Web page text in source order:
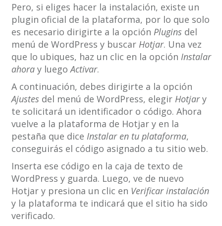
Pero, si eliges hacer la instalación, existe un
plugin oficial de la plataforma, por lo que solo
es necesario dirigirte a la opción Plugins del
menú de WordPress y buscar Hotjar. Una vez
que lo ubiques, haz un clic en la opción Instalar
ahora y luegoActivar.
A continuación, debes dirigirte a la opción
Ajustes del menú de WordPress, elegir Hotjary
te solicitará un identificador o código. Ahora
vuelve a la plataforma de Hotjar y en la
pestaña que dice Instalar en tu plataforma,
conseguirás el código asignado a tu sitio web.
Inserta ese código en la caja de texto de
WordPress y guarda. Luego, ve de nuevo
Hotjar y presiona un clic en Verificar instalación
y la plataforma te indicará que el sitio ha sido
verificado.